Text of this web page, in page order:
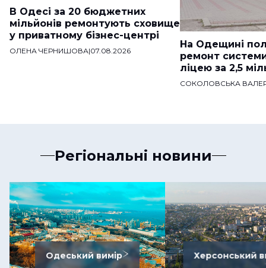
В Одесі за 20 бюджетних
мільйонів ремонтують сховище
у приватному бізнес-центрі
ОЛЕНА ЧЕРНИШОВА|07.08.2026
На Одещині
ремонт
ліцею за 2,5
СОКОЛОВСЬКА
Регіональні новини
Одеський вимір Херсонський